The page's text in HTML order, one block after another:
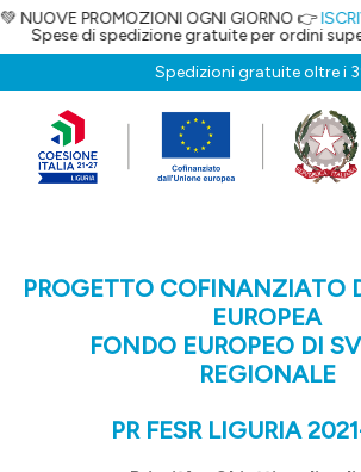
OGNI GIORNO 👉ISCRIVITI ALLA
gratuite per ordini superiori a 39,00€
Spedizioni gratuite oltre i
PROGETTO COFINANZIATO
EUROPEA
FONDO EUROPEO DI
REGIONALE
PR FESR LIGURIA